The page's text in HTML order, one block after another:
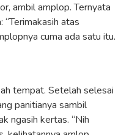
ambil amplop. Ternyata
atas
cuma ada satu itu.
tempat. Setelah selesai
panitianya sambil
ngasih kertas. “Nih